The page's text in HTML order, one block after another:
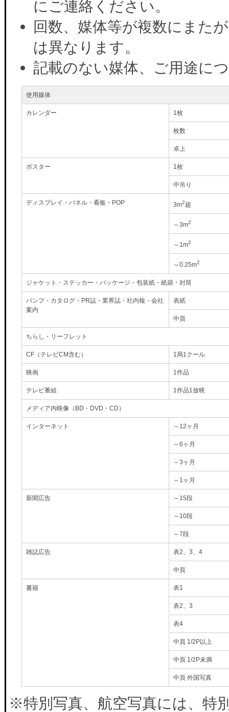
にご連絡ください。
回数、媒体等が複数にまた
は異なります。
記載のない媒体、ご用途に
使用媒体
カレンダー 1枚
枚数
卓上
ポスター 1枚
中吊り
ディスプレイ・パネル・看板・POP 3m2超
～3m2
～1m2
～0.25m2
ジャケット・ステッカー・パッケージ・包装紙・紙袋・封筒
パンフ・カタログ・PR誌・業界誌・社内報・会社
案内
表紙
中頁
ちらし・リーフレット
CF（テレビCM含む） 1局1クール
映画 1作品
テレビ番組 1作品1放映
メディア内映像（BD・DVD・CD）
インターネット ～12ヶ月
～6ヶ月
～3ヶ月
～1ヶ月
新聞広告 ～15段
～10段
～7段
雑誌広告 表2、3、4
中頁
書籍 表1
表2、3
表4
中頁 1/2P以上
中頁 1/2P未満
中頁 外国写真
※特別写真、航空写真には、特